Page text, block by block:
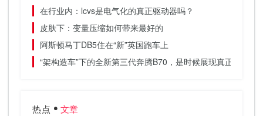
在行业内：lcvs是电气化的真正驱动器吗？
皮肤下：变量压缩如何带来最好的
阿斯顿马丁DB5住在“新”英国跑车上
“架构造车”下的全新第三代奔腾B70，是时候展现真正的技术
热点 文章